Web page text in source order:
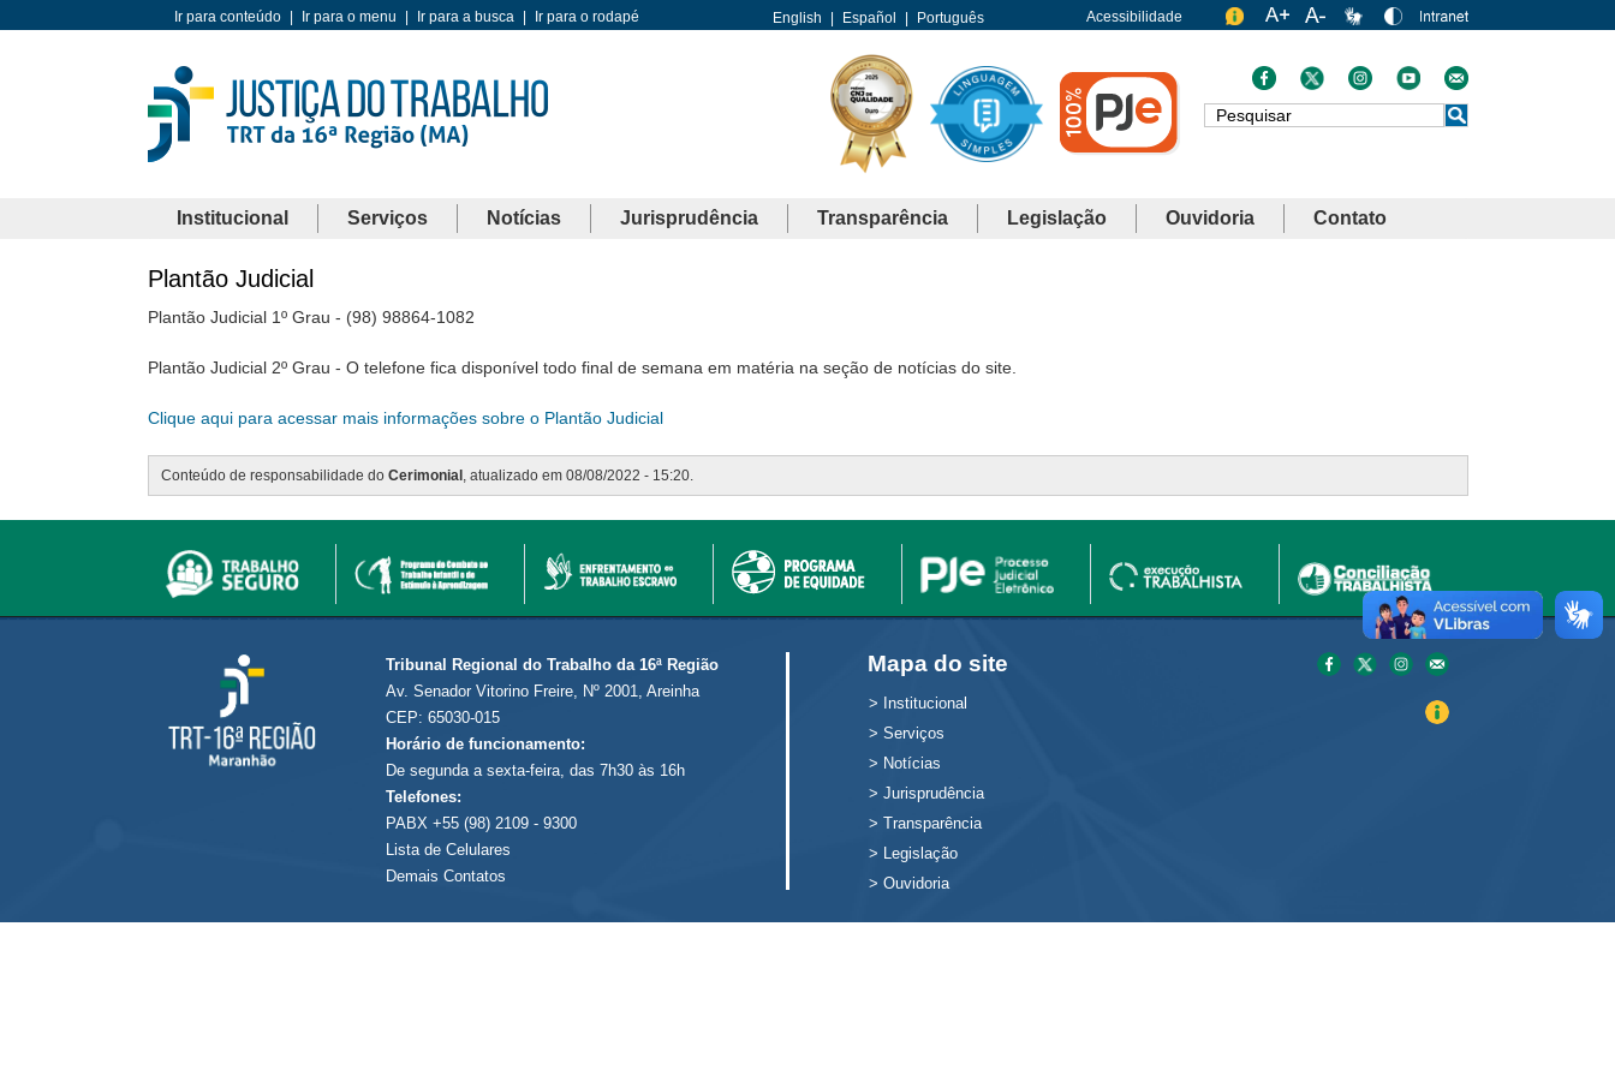
Ir para conteúdo Ir para o menu Ir para a busca Ir para o rodapé English Español Português Acessibilidade
Busca
Institucional Serviços Notícias Jurisprudência Transparência Legislação Ouvidoria Contato
Plantão Judicial
Plantão Judicial 1º Grau - (98) 98864-1082
Plantão Judicial 2º Grau - O telefone fica disponível todo final de semana em matéria na seção de notícias do site.
Clique aqui para acessar mais informações sobre o Plantão Judicial
Conteúdo de responsabilidade do Cerimonial , atualizado em 08/08/2022 - 15:20.
Tribunal Regional do Trabalho da 16ª Região
Av. Senador Vitorino Freire, Nº 2001, Areinha
CEP: 65030-015
Horário de funcionamento:
De segunda a sexta-feira, das 7h30 às 16h
Telefones:
PABX +55 (98) 2109 - 9300
Lista de Celulares
Demais Contatos
Mapa do site
> Institucional
> Serviços
> Notícias
> Jurisprudência
> Transparência
> Legislação
> Ouvidoria